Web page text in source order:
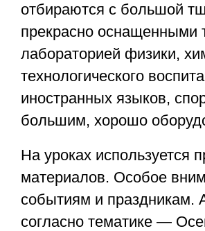
отбираются с большой
прекрасно оснащенными
лабораторией физики,
технологического
иностранных языков,
большим, хорошо
На уроках используется
материалов. Особое
событиям и праздникам.
согласно тематике —